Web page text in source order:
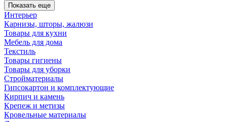
Показать еще
Интерьер
Карнизы, шторы, жалюзи
Товары для кухни
Мебель для дома
Текстиль
Товары гигиены
Товары для уборки
Стройматериалы
Гипсокартон и комплектующие
Кирпич и камень
Крепеж и метизы
Кровельные материалы